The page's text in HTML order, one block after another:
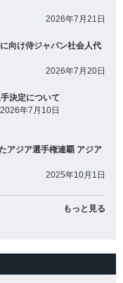
2026年7月21日
向け侍ジャパン社会人代
2026年7月20日
決定について
2026年7月10日
アジア選手権連覇 アジア
2025年10月1日
もっと見る